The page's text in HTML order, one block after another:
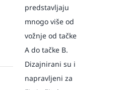
predstavljaju
mnogo više od
vožnje od tačke
A do tačke B.
Dizajnirani su i
napravljeni za